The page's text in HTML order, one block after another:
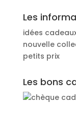
Les
idées
nouvelle
petits prix
Les bons